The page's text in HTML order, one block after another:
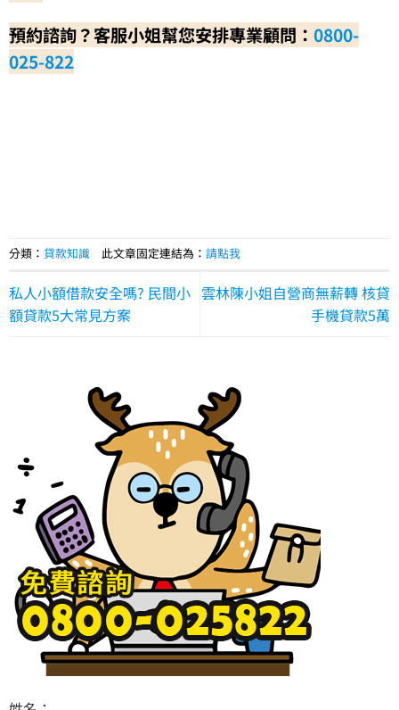
預約諮詢？客服小姐幫您安排專業顧問： 0800-
025-822
分類： 貸款知識 此文章固定連結為： 請點我
私人小額借款安全嗎? 民間小
額貸款5大常見方案
雲林陳小姐自營商無薪轉 核貸
手機貸款5萬